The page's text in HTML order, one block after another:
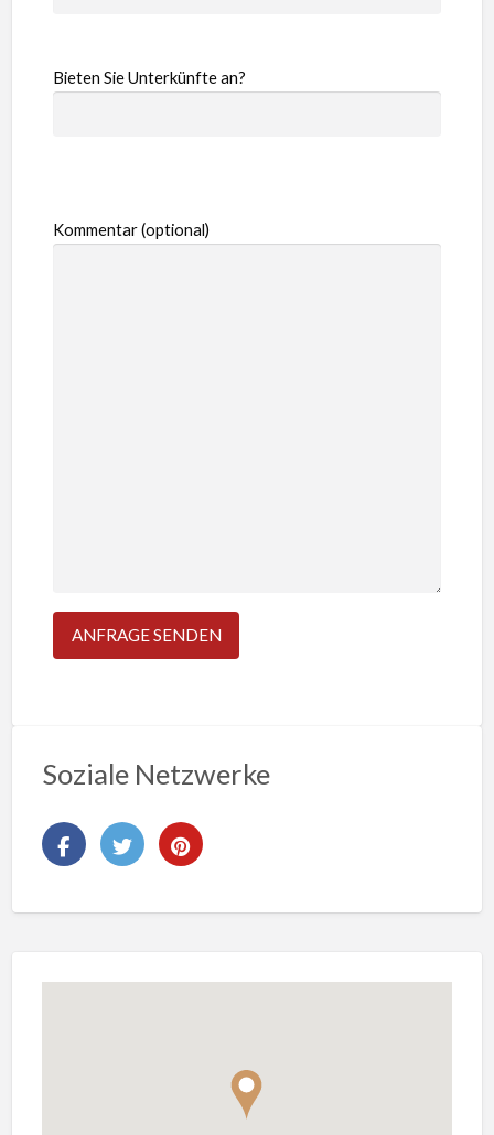
Bieten Sie Unterkünfte an?
Kommentar (optional)
Soziale Netzwerke